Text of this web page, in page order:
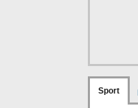
Sport